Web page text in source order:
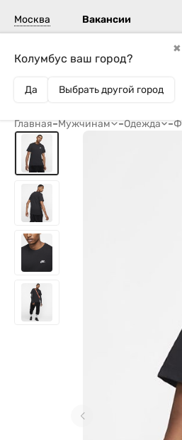
Москва
✖
Колумбус ваш город?
Да Выбрать другой город
Вакансии
Главная–Мужчинам –Одежда –